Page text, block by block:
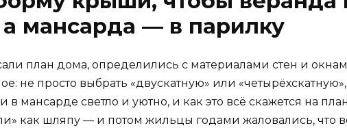
мансарда — в парилку
план дома, определились с материалами стен и
не просто выбрать «двускатную» или
в мансарде светло и уютно, и как это всё скажется на
как шляпу — и потом жильцы годами жаловались, что